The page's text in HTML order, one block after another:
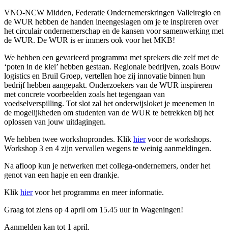
VNO-NCW Midden, Federatie Ondernemerskringen Valleiregio en
de WUR hebben de handen ineengeslagen om je te inspireren over
het circulair ondernemerschap en de kansen voor samenwerking met
de WUR. De WUR is er immers ook voor het MKB!
We hebben een gevarieerd programma met sprekers die zelf met de
‘poten in de klei’ hebben gestaan. Regionale bedrijven, zoals Bouw
logistics en Bruil Groep, vertellen hoe zij innovatie binnen hun
bedrijf hebben aangepakt. Onderzoekers van de WUR inspireren
met concrete voorbeelden zoals het tegengaan van
voedselverspilling. Tot slot zal het onderwijsloket je meenemen in
de mogelijkheden om studenten van de WUR te betrekken bij het
oplossen van jouw uitdagingen.
We hebben twee workshoprondes. Klik hiervoor de workshops.
Workshop 3 en 4 zijn vervallen wegens te weinig aanmeldingen.
Na afloop kun je netwerken met collega-ondernemers, onder het
genot van een hapje en een drankje.
Klik hiervoor het programma en meer informatie.
Graag tot ziens op 4 april om 15.45 uur in Wageningen!
Aanmelden kan tot 1 april.